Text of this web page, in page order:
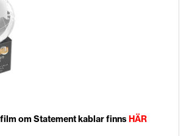
om Statement kablar finnsHÄR